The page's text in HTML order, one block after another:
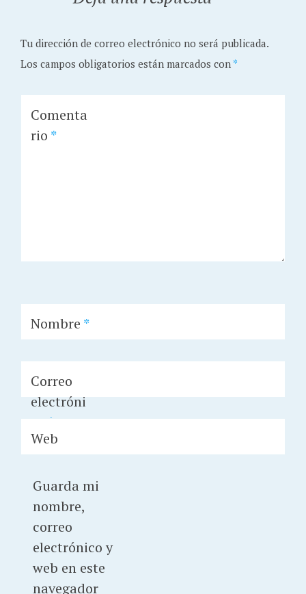
Tu dirección de correo electrónico no será publicada.
Los campos obligatorios están marcados con *
Comenta
rio *
Nombre *
Correo
electróni
co*
Web
Guarda mi
nombre,
correo
electrónico y
web en este
navegador